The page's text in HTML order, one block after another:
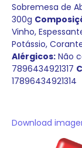
Sobremesa de
300g
Vinho,
Potássio,
Alérgicos: Não
7896434921317
17896434921314
Download